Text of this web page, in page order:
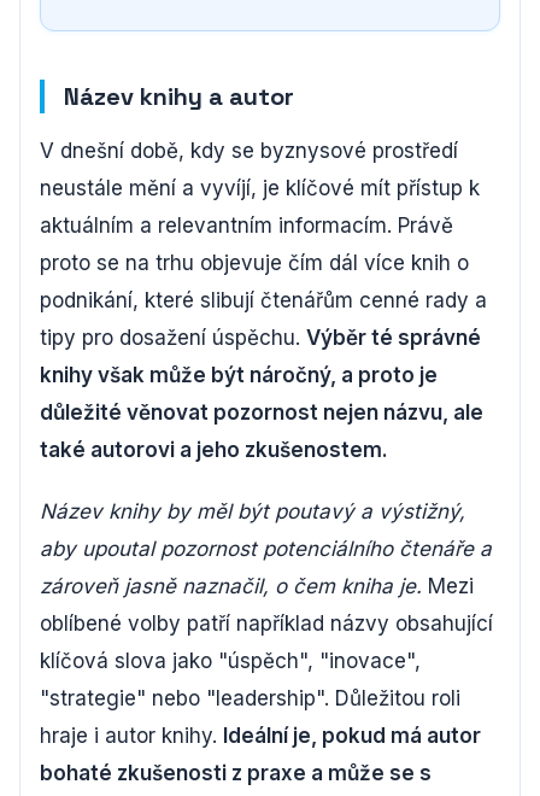
Název knihy a autor
V dnešní době, kdy se byznysové prostředí
neustále mění a vyvíjí, je klíčové mít přístup k
aktuálním a relevantním informacím. Právě
proto se na trhu objevuje čím dál více knih o
podnikání, které slibují čtenářům cenné rady a
tipy pro dosažení úspěchu. Výběr té správné
knihy však může být náročný, a proto je
důležité věnovat pozornost nejen názvu, ale
také autorovi a jeho zkušenostem.
Název knihy by měl být poutavý a výstižný,
aby upoutal pozornost potenciálního čtenáře a
zároveň jasně naznačil, o čem kniha je. Mezi
oblíbené volby patří například názvy obsahující
klíčová slova jako "úspěch", "inovace",
"strategie" nebo "leadership". Důležitou roli
hraje i autor knihy. Ideální je, pokud má autor
bohaté zkušenosti z praxe a může se s